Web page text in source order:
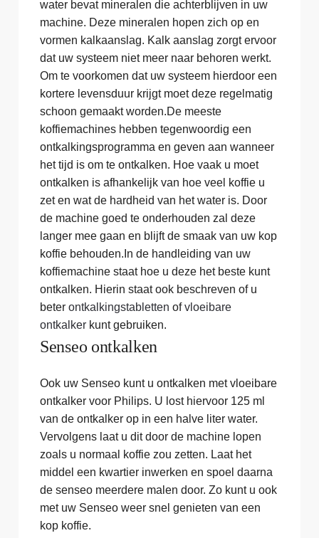
water bevat mineralen die achterblijven in uw
machine. Deze mineralen hopen zich op en
vormen kalkaanslag. Kalk aanslag zorgt ervoor
dat uw systeem niet meer naar behoren werkt.
Om te voorkomen dat uw systeem hierdoor een
kortere levensduur krijgt moet deze regelmatig
schoon gemaakt worden.De meeste
koffiemachines hebben tegenwoordig een
ontkalkingsprogramma en geven aan wanneer
het tijd is om te ontkalken. Hoe vaak u moet
ontkalken is afhankelijk van hoe veel koffie u
zet en wat de hardheid van het water is. Door
de machine goed te onderhouden zal deze
langer mee gaan en blijft de smaak van uw kop
koffie behouden.In de handleiding van uw
koffiemachine staat hoe u deze het beste kunt
ontkalken. Hierin staat ook beschreven of u
beter ontkalkingstabletten ofvloeibare
ontkalker kunt gebruiken.
Senseo ontkalken
Ook uw Senseo kunt u ontkalken met vloeibare
ontkalker voor Philips. U lost hiervoor 125 ml
van de ontkalker op in een halve liter water.
Vervolgens laat u dit door de machine lopen
zoals u normaal koffie zou zetten. Laat het
middel een kwartier inwerken en spoel daarna
de senseo meerdere malen door. Zo kunt u ook
met uw Senseo weer snel genieten van een
kop koffie.